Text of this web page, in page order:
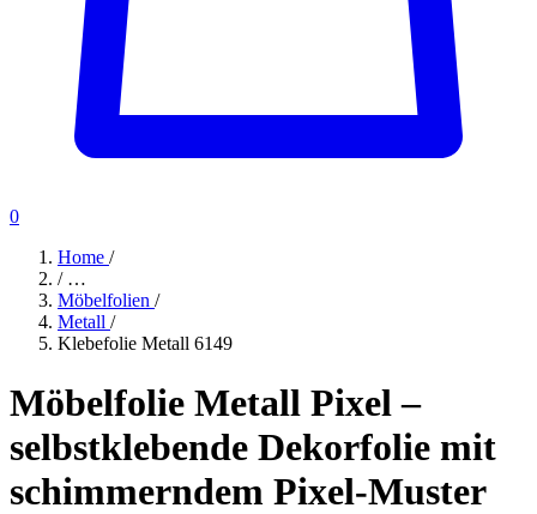
0
Home /
/ …
Möbelfolien /
Metall /
Klebefolie Metall 6149
Möbelfolie Metall Pixel –
selbstklebende Dekorfolie mit
schimmerndem Pixel-Muster